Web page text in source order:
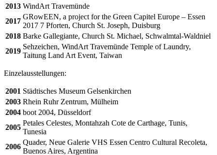
2013 WindArt Travemünde
2017
GRowEEN, a project for the Green Capitel Europe – Essen
2017 7 Pforten, Church St. Joseph, Duisburg
2018 Barke Gallegiante, Church St. Michael, Schwalmtal-Waldniel
2019
Sehzeichen, WindArt Travemünde Temple of Laundry,
Taitung Land Art Event, Taiwan
Einzelausstellungen:
2001 Städtisches Museum Gelsenkirchen
2003 Rhein Ruhr Zentrum, Mülheim
2004 boot 2004, Düsseldorf
2005
Petales Celestes, Montahzah Cote de Carthage, Tunis,
Tunesia
2006
Quader, Neue Galerie VHS Essen Centro Cultural Recoleta,
Buenos Aires, Argentina